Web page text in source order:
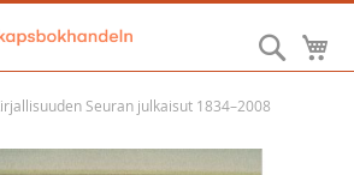
Sök
Seuran julkaisut 1834–2008